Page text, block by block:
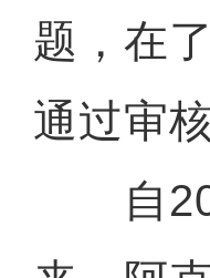
题，在
通过审
自